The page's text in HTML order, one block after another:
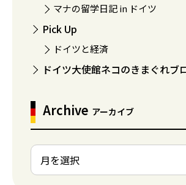
マナの留学日記 in ドイツ
Pick Up
ドイツと経済
ドイツ大使館ネコのきまぐれブ
Archive アーカイブ